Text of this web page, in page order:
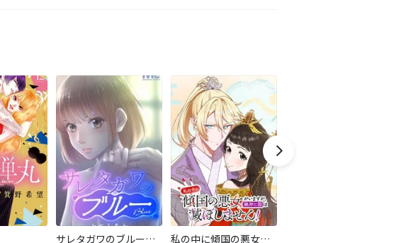
サレタガワのブルー【タテヨミ】 私の中に傾国の悪女がいますが、絶対に国は滅ぼしません！【タテヨミ】